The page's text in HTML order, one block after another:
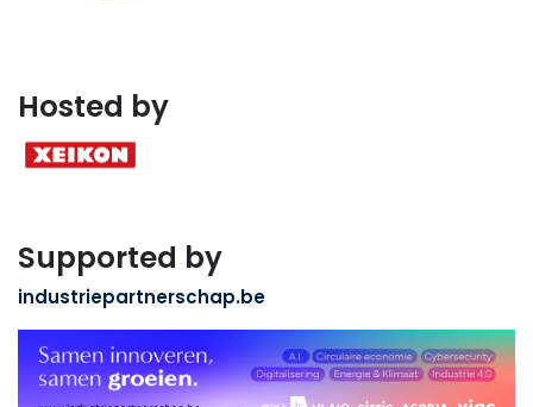
Hosted by
Supported by
industriepartnerschap.be